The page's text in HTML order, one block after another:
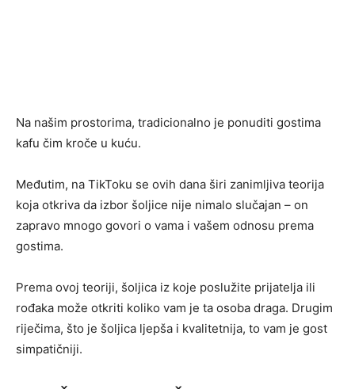
Na našim prostorima, tradicionalno je ponuditi gostima
kafu čim kroče u kuću.
Međutim, na TikToku se ovih dana širi zanimljiva teorija
koja otkriva da izbor šoljice nije nimalo slučajan – on
zapravo mnogo govori o vama i vašem odnosu prema
gostima.
Prema ovoj teoriji, šoljica iz koje poslužite prijatelja ili
rođaka može otkriti koliko vam je ta osoba draga. Drugim
riječima, što je šoljica ljepša i kvalitetnija, to vam je gost
simpatičniji.